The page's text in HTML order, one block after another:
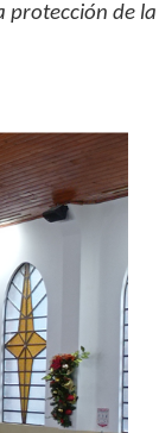
protección de